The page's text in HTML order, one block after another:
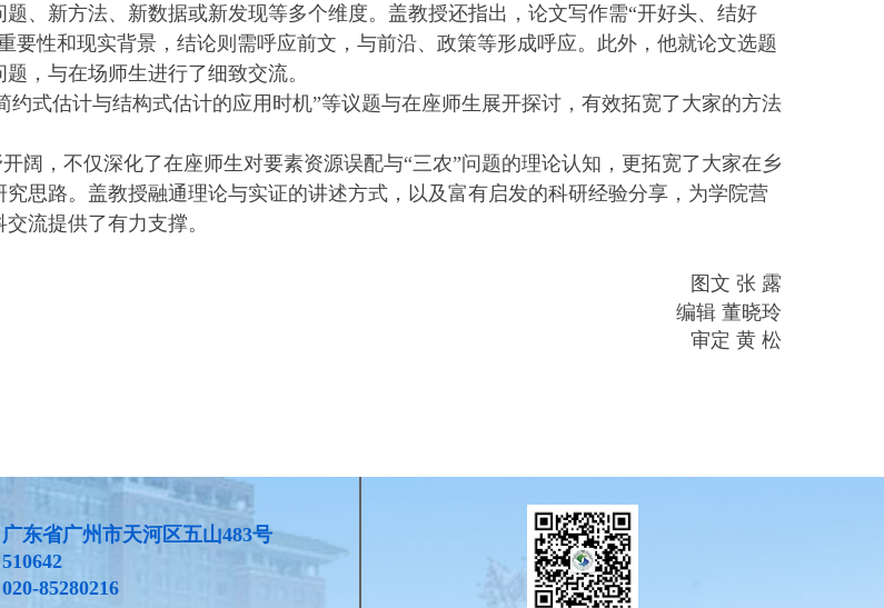
、新方法、新数据或新发现等多个维度。盖教授还指出，论文写作需“开好头、结好
要性和现实背景，结论则需呼应前文，与前沿、政策等形成呼应。此外，他就论文选题
，与在场师生进行了细致交流。
约式估计与结构式估计的应用时机”等议题与在座师生展开探讨，有效拓宽了大家的方法
阔，不仅深化了在座师生对要素资源误配与“三农”问题的理论认知，更拓宽了大家在乡
思路。盖教授融通理论与实证的讲述方式，以及富有启发的科研经验分享，为学院营
流提供了有力支撑。
图文 张 露
编辑 董晓玲
审定 黄 松
东省广州市天河区五山483号
85280216